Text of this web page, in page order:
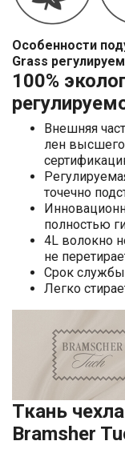
Особенности
Grass
100%
Внешняя
лен
точечно
полностью
4L волокно
не
Срок службы
Легко
Ткань
Bramsher